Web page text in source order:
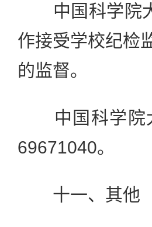
中国科学院大
作接受学校纪检
的监督。
中国科学院大
69671040。
十一、其他